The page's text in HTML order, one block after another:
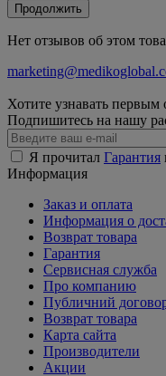
Продолжить
Нет отзывов об этом
Хотите узнавать первым
Подпишитесь на нашу
Я прочитал Гарантия
Информация
Заказ и оплата
Информация о
Возврат товара
Гарантия
Сервисная служба
Про компанию
Публичний
Возврат товара
Карта сайта
Производители
Акции